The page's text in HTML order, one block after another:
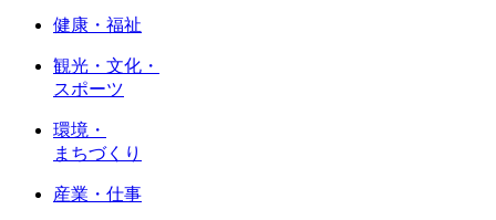
健康・福祉
観光・文化・
スポーツ
環境・
まちづくり
産業・仕事